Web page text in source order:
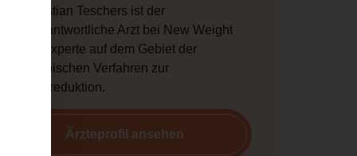
Dr. Sebastian Teschers ist der
hauptverantwortliche Arzt bei New Weight
und ein Experte auf dem Gebiet der
endoskopischen Verfahren zur
Gewichtsreduktion.
Ärzteprofil ansehen